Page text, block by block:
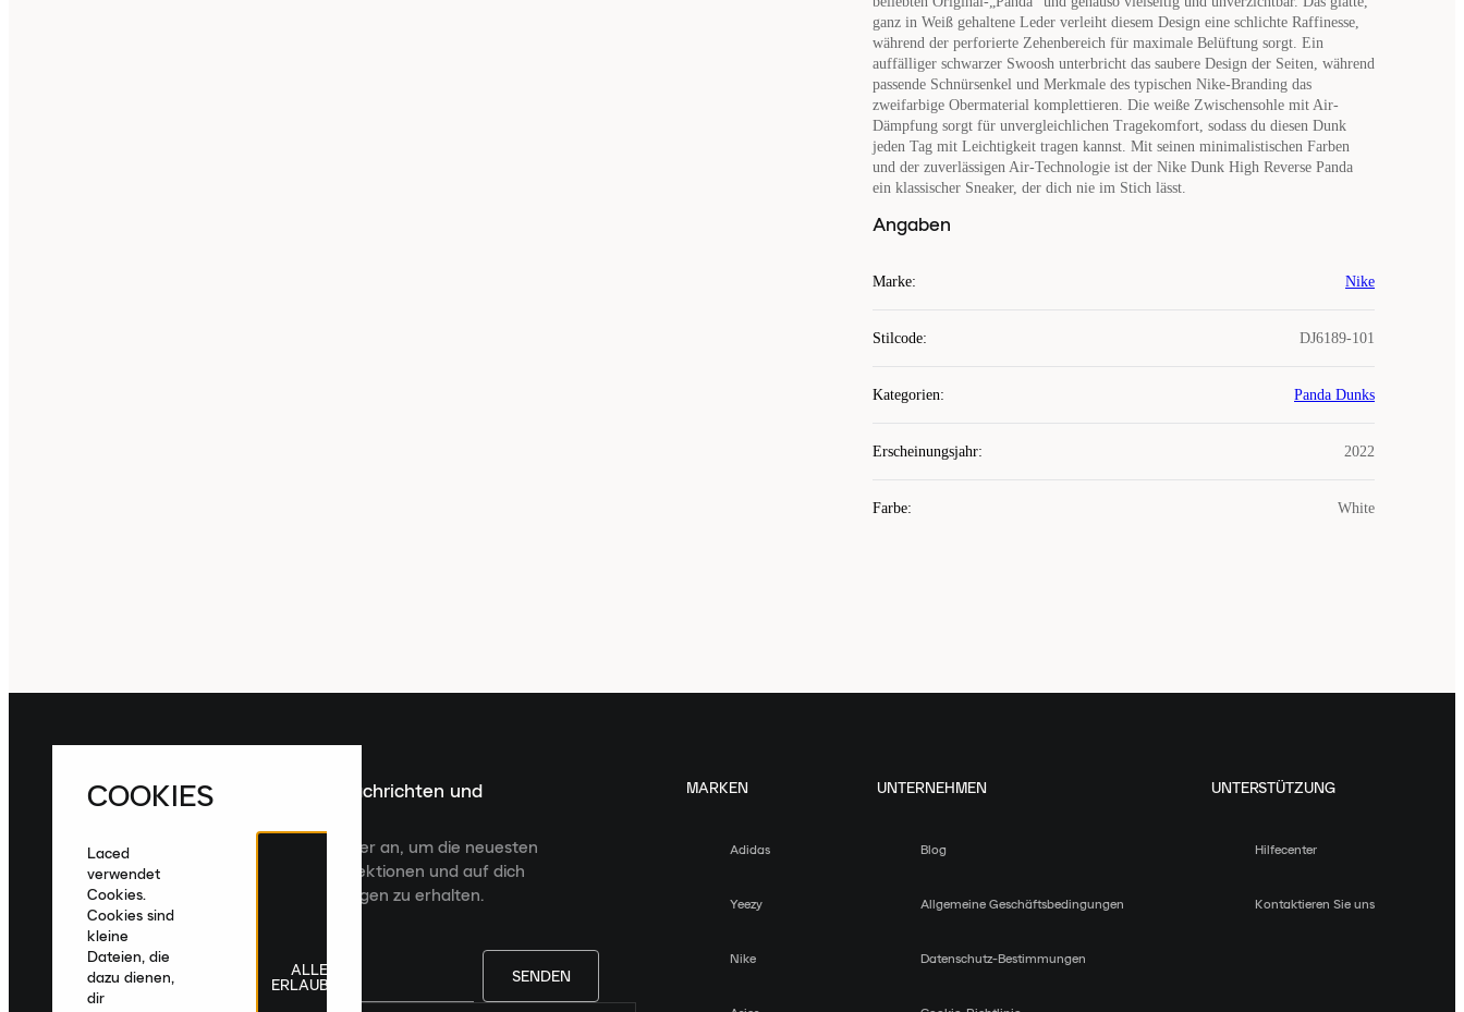
ganz in Weiß gehaltene Leder verleiht diesem Design eine schlichte Raffinesse,
während der perforierte Zehenbereich für maximale Belüftung sorgt. Ein
auffälliger schwarzer Swoosh unterbricht das saubere Design der Seiten, während
passende Schnürsenkel und Merkmale des typischen Nike-Branding das
zweifarbige Obermaterial komplettieren. Die weiße Zwischensohle mit Air-
Dämpfung sorgt für unvergleichlichen Tragekomfort, sodass du diesen Dunk
jeden Tag mit Leichtigkeit tragen kannst. Mit seinen minimalistischen Farben
und der zuverlässigen Air-Technologie ist der Nike Dunk High Reverse Panda
ein klassischer Sneaker, der dich nie im Stich lässt.
Angaben
Marke: Nike
Stilcode: DJ6189-101
Kategorien: Panda Dunks
Erscheinungsjahr: 2022
Farbe: White
Melde dich für die neuesten Nachrichten und
Veröffentlichungen an
Melde dich für den Laced Newsletter an, um die neuesten
Veröffentlichungen, kuratierte Kollektionen und auf dich
zugeschnittene Produktempfehlungen zu erhalten.
SENDEN
MARKEN
Adidas
Yeezy
Nike
UNTERNEHMEN
Blog
Allgemeine Geschäftsbedingungen
Datenschutz-Bestimmungen
UNTERSTÜTZUNG
Hilfecenter
Kontaktieren Sie uns
COOKIES
Laced
verwendet
Cookies.
Cookies sind
kleine
Dateien, die
dazu dienen,
dir
ALLE
ERLAUBEN